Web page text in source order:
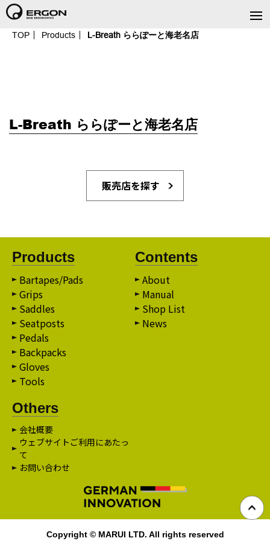
TOP Products L-Breath ららぽーと海老名店
L-Breath ららぽーと海老名店
販売店を探す
Products
Bartapes/Pads
Grips
Saddles
Seatposts
Pedals
Backpacks
Gloves
Tools
Contents
About
Manual
Shop List
News
Others
会社概要
ウェブサイトご利用にあたっ
て
お問い合わせ
Copyright © MARUI LTD. All rights reserved